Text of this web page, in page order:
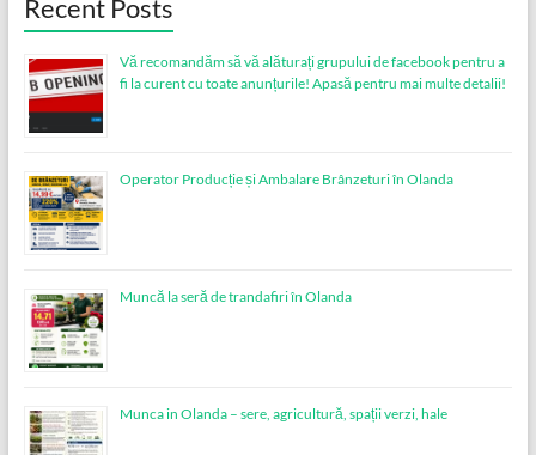
Recent Posts
Vă recomandăm să vă alăturați grupului de facebook pentru a
fi la curent cu toate anunțurile! Apasă pentru mai multe detalii!
Operator Producție și Ambalare Brânzeturi în Olanda
Muncă la seră de trandafiri în Olanda
Munca in Olanda – sere, agricultură, spații verzi, hale